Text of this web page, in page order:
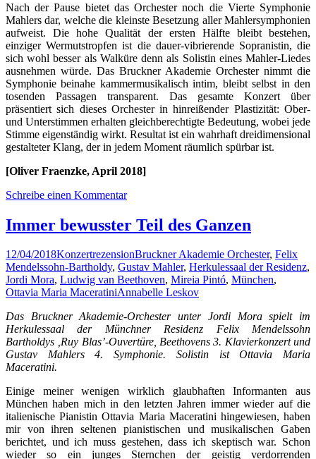
Nach der Pause bietet das Orchester noch die Vierte Symphonie
Mahlers dar, welche die kleinste Besetzung aller Mahlersymphonien
aufweist. Die hohe Qualität der ersten Hälfte bleibt bestehen,
einziger Wermutstropfen ist die dauer-vibrierende Sopranistin, die
sich wohl besser als Walküre denn als Solistin eines Mahler-Liedes
ausnehmen würde. Das Bruckner Akademie Orchester nimmt die
Symphonie beinahe kammermusikalisch intim, bleibt selbst in den
tosenden Passagen transparent. Das gesamte Konzert über
präsentiert sich dieses Orchester in hinreißender Plastizität: Ober-
und Unterstimmen erhalten gleichberechtigte Bedeutung, wobei jede
Stimme eigenständig wirkt. Resultat ist ein wahrhaft dreidimensional
gestalteter Klang, der in jedem Moment räumlich spürbar ist.
[Oliver Fraenzke, April 2018]
Schreibe einen Kommentar
Immer bewusster Teil des Ganzen
12/04/2018KonzertrezensionBruckner Akademie Orchester, Felix
Mendelssohn-Bartholdy, Gustav Mahler, Herkulessaal der Residenz,
Jordi Mora, Ludwig van Beethoven, Mireia Pintó, München,
Ottavia Maria MaceratiniAnnabelle Leskov
Das Bruckner Akademie-Orchester unter Jordi Mora spielt im
Herkulessaal der Münchner Residenz Felix Mendelssohn
Bartholdys ‚Ruy Blas’-Ouvertüre, Beethovens 3. Klavierkonzert und
Gustav Mahlers 4. Symphonie. Solistin ist Ottavia Maria
Maceratini.
Einige meiner wenigen wirklich glaubhaften Informanten aus
München haben mich in den letzten Jahren immer wieder auf die
italienische Pianistin Ottavia Maria Maceratini hingewiesen, haben
mir von ihren seltenen pianistischen und musikalischen Gaben
berichtet, und ich muss gestehen, dass ich skeptisch war. Schon
wieder so ein junges Sternchen der geistig verdorrenden